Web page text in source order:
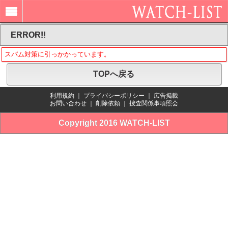
ERROR!!
スパム対策に引っかかっています。
TOPへ戻る
利用規約 プライバシーポリシー
広告掲載
お問い合わせ
削除依頼 捜査関係事項照会
Copyright 2016 WATCH-LIST